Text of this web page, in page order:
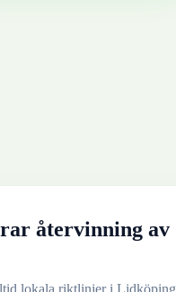
återvinning av